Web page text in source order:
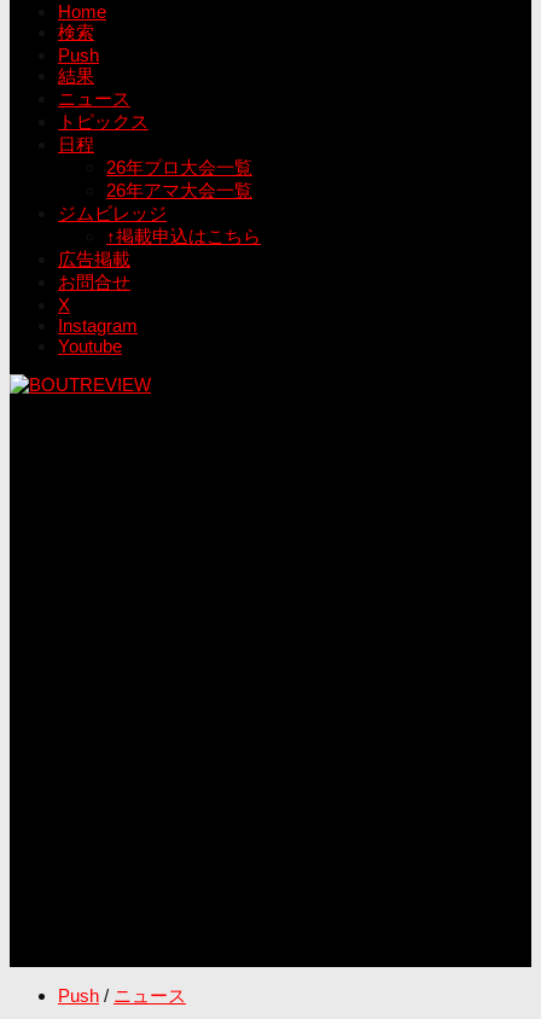
Home
検索
Push
結果
ニュース
トピックス
日程
26年プロ大会一覧
26年アマ大会一覧
ジムビレッジ
↑掲載申込はこちら
広告掲載
お問合せ
X
Instagram
Youtube
Push / ニュース